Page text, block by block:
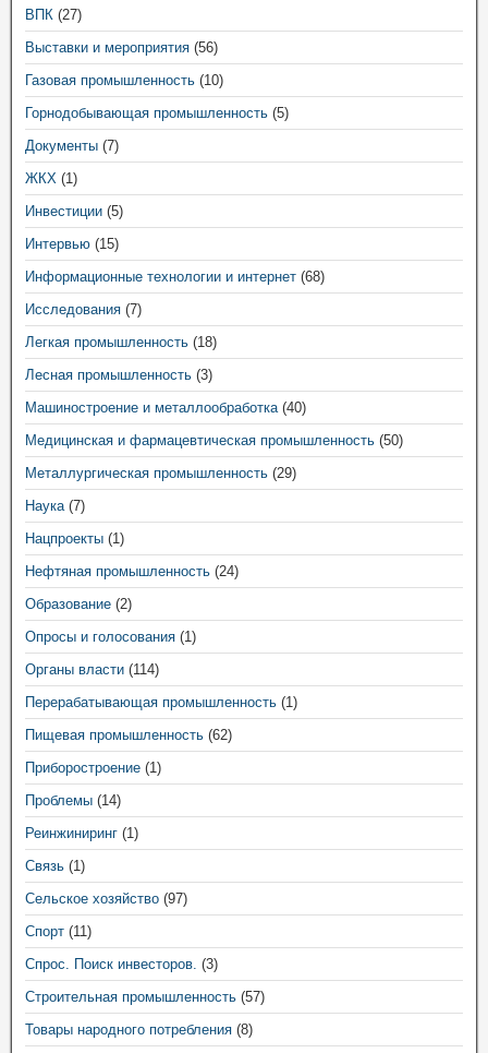
ВПК (27)
Выставки и мероприятия (56)
Газовая промышленность (10)
Горнодобывающая промышленность (5)
Документы (7)
ЖКХ (1)
Инвестиции (5)
Интервью (15)
Информационные технологии и интернет (68)
Исследования (7)
Легкая промышленность (18)
Лесная промышленность (3)
Машиностроение и металлообработка(40)
Медицинская и фармацевтическая промышленность (50)
Металлургическая промышленность (29)
Наука(7)
Нацпроекты (1)
Нефтяная промышленность (24)
Образование (2)
Опросы и голосования (1)
Органы власти (114)
Перерабатывающая промышленность (1)
Пищевая промышленность (62)
Приборостроение (1)
Проблемы (14)
Реинжиниринг (1)
Связь (1)
Сельское хозяйство (97)
Спорт (11)
Спрос. Поиск инвесторов. (3)
Строительная промышленность (57)
Товары народного потребления (8)